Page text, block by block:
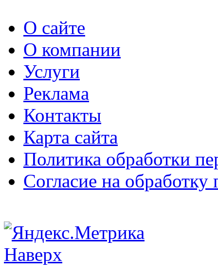
О сайте
О компании
Услуги
Реклама
Контакты
Карта сайта
Политика обработки
Согласие на
Наверх